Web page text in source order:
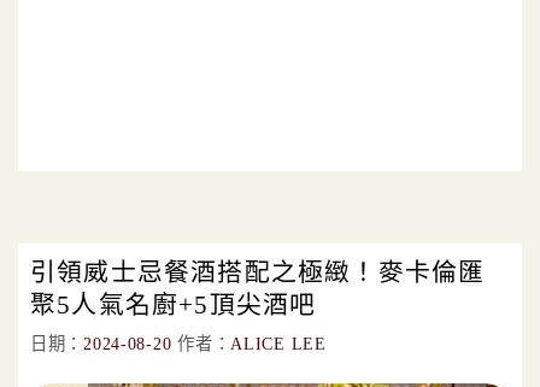
引領威士忌餐酒搭配之極緻！麥卡倫匯
聚5人氣名廚+5頂尖酒吧
日期： 2024-08-20 作者： ALICE LEE